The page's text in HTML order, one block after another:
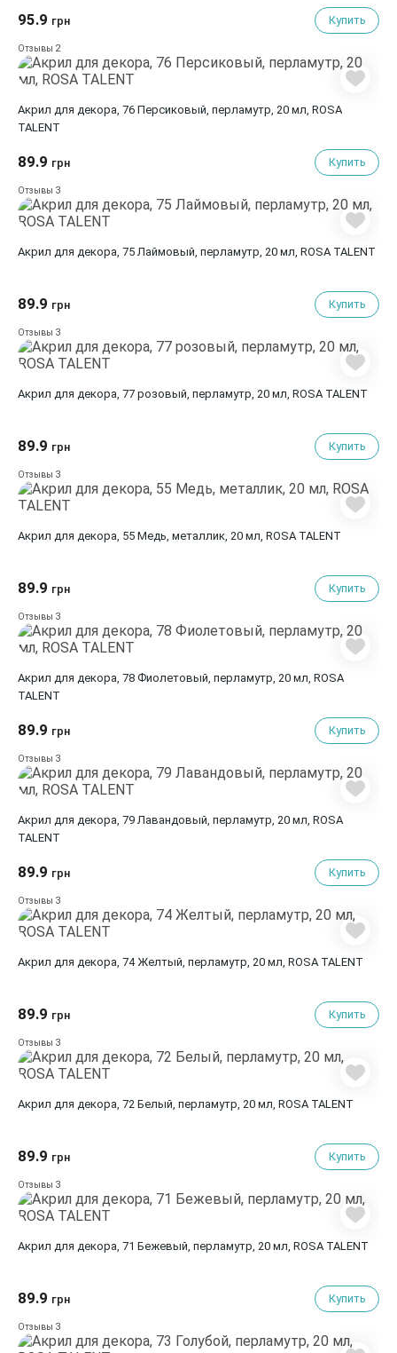
95.9 грн Купить
Отзывы 2
Акрил для декора, 76 Персиковый, перламутр, 20 мл, ROSA
TALENT
89.9 грн Купить
Отзывы 3
Акрил для декора, 75 Лаймовый, перламутр, 20 мл, ROSA TALENT
89.9 грн Купить
Отзывы 3
Акрил для декора, 77 розовый, перламутр, 20 мл, ROSA TALENT
89.9 грн Купить
Отзывы 3
Акрил для декора, 55 Медь, металлик, 20 мл, ROSA TALENT
89.9 грн Купить
Отзывы 3
Акрил для декора, 78 Фиолетовый, перламутр, 20 мл, ROSA
TALENT
89.9 грн Купить
Отзывы 3
Акрил для декора, 79 Лавандовый, перламутр, 20 мл, ROSA
TALENT
89.9 грн Купить
Отзывы 3
Акрил для декора, 74 Желтый, перламутр, 20 мл, ROSA TALENT
89.9 грн Купить
Отзывы 3
Акрил для декора, 72 Белый, перламутр, 20 мл, ROSA TALENT
89.9 грн Купить
Отзывы 3
Акрил для декора, 71 Бежевый, перламутр, 20 мл, ROSA TALENT
89.9 грн Купить
Отзывы 3